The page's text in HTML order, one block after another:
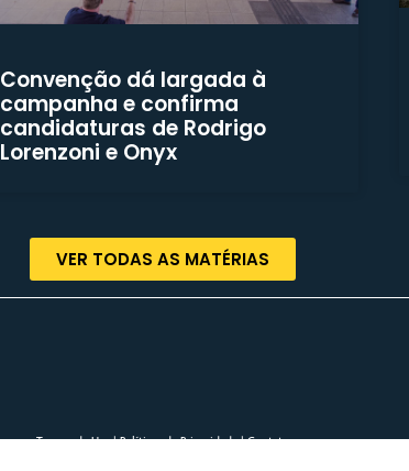
Convenção dá largada à
campanha e confirma
candidaturas de Rodrigo
Lorenzoni e Onyx
VER TODAS AS MATÉRIAS
Termos de Uso | Políticas de Privacidade | Contato